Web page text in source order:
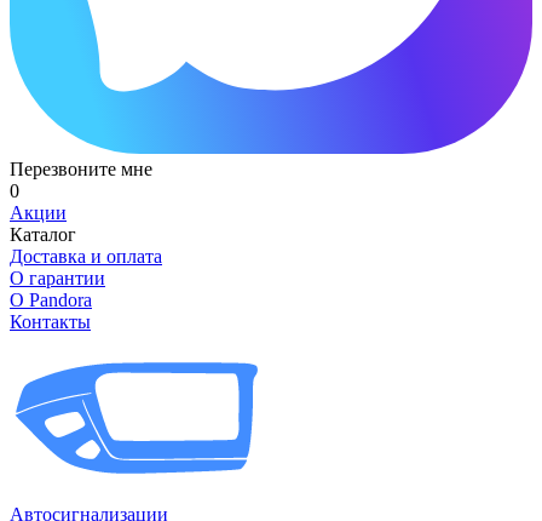
Перезвоните мне
0
Акции
Каталог
Доставка и оплата
О гарантии
О Pandora
Контакты
Автосигнализации